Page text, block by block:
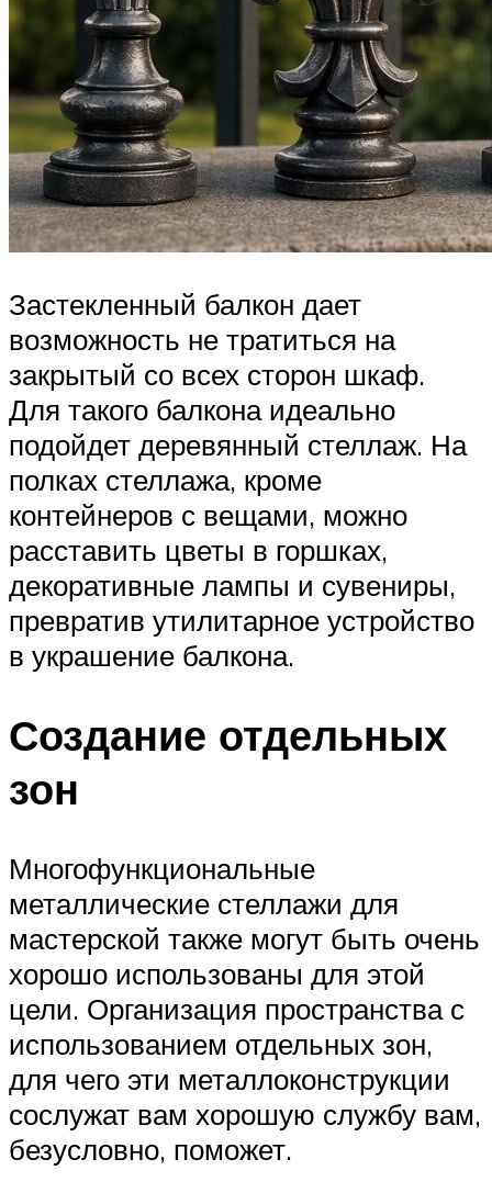
Застекленный балкон дает
возможность не тратиться на
закрытый со всех сторон шкаф.
Для такого балкона идеально
подойдет деревянный стеллаж. На
полках стеллажа, кроме
контейнеров с вещами, можно
расставить цветы в горшках,
декоративные лампы и сувениры,
превратив утилитарное устройство
в украшение балкона.
Создание отдельных
зон
Многофункциональные
металлические стеллажи для
мастерской также могут быть очень
хорошо использованы для этой
цели. Организация пространства с
использованием отдельных зон,
для чего эти металлоконструкции
сослужат вам хорошую службу вам,
безусловно, поможет.